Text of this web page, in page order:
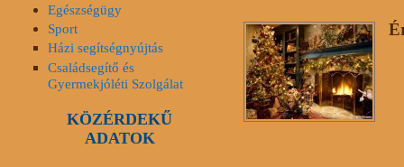
Egészségügy
Sport
Házi segítségnyújtás
Családsegítő és
Gyermekjóléti Szolgálat
KÖZÉRDEKŰ
ADATOK